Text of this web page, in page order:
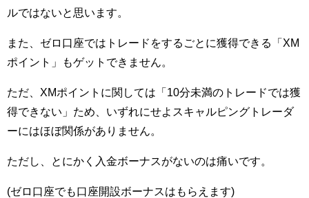
ルではないと思います。
また、ゼロ口座ではトレードをするごとに獲得できる「 XM
ポイント」もゲットできません。
ただ、 XMポイントに関しては「 10分未満のトレードでは獲
得できない」ため、いずれにせよスキャルピングトレーダ
ーにはほぼ関係がありません。
ただし、とにかく入金ボーナスがないのは痛いです。
(ゼロ口座でも口座開設ボーナスはもらえます)